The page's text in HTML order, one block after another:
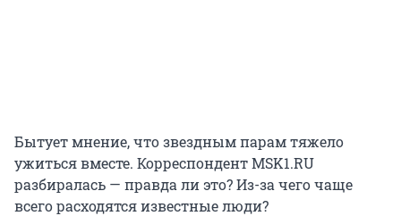
Бытует мнение, что звездным парам тяжело
ужиться вместе. Корреспондент MSK1.RU
разбиралась — правда ли это? Из-за чего чаще
всего расходятся известные люди?